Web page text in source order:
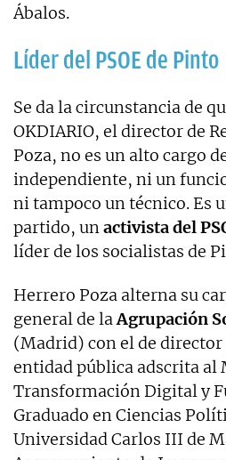
Ábalos.
Líder del PSOE de Pinto
Se da la circunstancia de
OKDIARIO, el director de
Poza, no es un alto cargo
independiente, ni un
ni tampoco un técnico. Es
partido, unactivista del
líder de los socialistas de
Herrero Poza alterna su
general de laAgrupación
(Madrid) con el de director
entidad pública adscrita al
Transformación Digital y
Graduado en Ciencias
Universidad Carlos III de